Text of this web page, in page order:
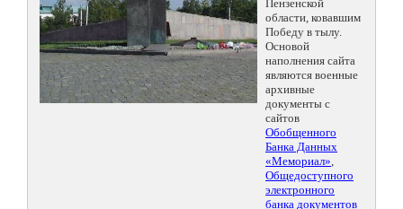
Пензенской
области, ковавшим
Победу в тылу.
Основой
наполнения сайта
являются военные
архивные
документы с
сайтов
Обобщенного
Банка Данных
«Мемориал»,
Общедоступного
электронного
банка документов